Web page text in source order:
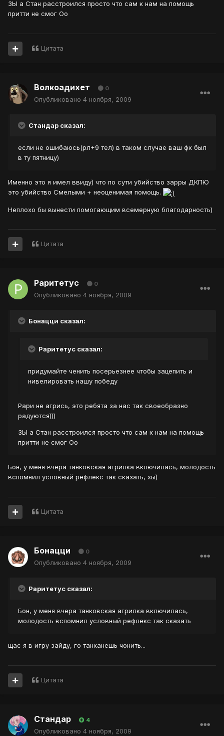
ЗЫ а Стан расстроился просто что сам к нам на помощь
притти не смог Оо
Цитата
Волкоадихет 0
Опубликовано 4 ноября, 2009
Стандар сказал:
если не ошибаюсь(рл+9 тел) в таком случае ваш фк был
в ту пятницу)
Именно это я имел ввиду) что по сути убийство зарры ДКПЮ
это убийство Смелыми + неоценимая помощь.
Неплохо бы вынести помогающим всемерную благодарность)
Цитата
Раритетус 0
Опубликовано 4 ноября, 2009
Бонацци сказал:
Раритетус сказал:
придумайте ченить посерьезнее чтобы зацепить и
нивелировать нашу победу
Рари не агрись, это ребята за нас так своеобразно
радуются)))
ЗЫ а Стан расстроился просто что сам к нам на помощь
притти не смог Оо
Бон, у меня вчера танковская агрилка включилась, молодость
вспомнил условный рефлекс так сказать, хы)
Цитата
Бонацци 0
Опубликовано 4 ноября, 2009
Раритетус сказал:
Бон, у меня вчера танковская агрилка включилась,
молодость вспомнил условный рефлекс так сказать
щас я в игру зайду, го танканешь чонить...
Цитата
Стандар 4
Опубликовано 4 ноября, 2009